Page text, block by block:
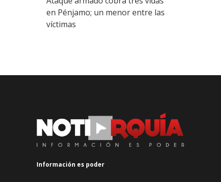
en Pénjamo; un menor entre las
víctimas
Información es poder